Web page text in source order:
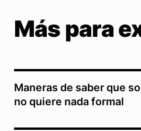
Más para
Maneras de saber que
no quiere nada formal